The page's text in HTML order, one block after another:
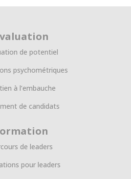
de potentiel
psychométriques
à l’embauche
de candidats
de leaders
pour leaders